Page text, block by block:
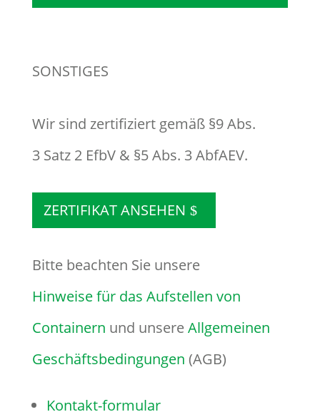
SONSTIGES
Wir sind zertifiziert gemäß §9 Abs.
3 Satz 2 EfbV & §5 Abs. 3 AbfAEV.
ZERTIFIKAT ANSEHEN
Bitte beachten Sie unsere
Hinweise für das Aufstellen von
Containern und unsereAllgemeinen
Geschäftsbedingungen (AGB)
Kontakt-formular